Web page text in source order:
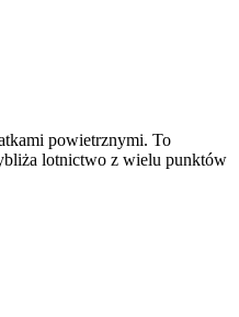
powietrznymi. To
lotnictwo z wielu punktów